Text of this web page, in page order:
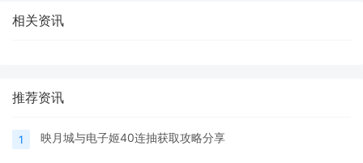
相关资讯
推荐资讯
1 映月城与电子姬40连抽获取攻略分享